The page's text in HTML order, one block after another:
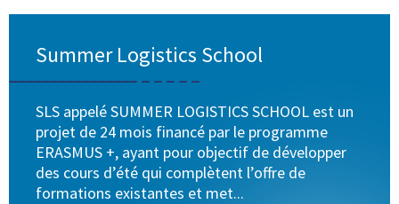
Summer Logistics School
SLS appelé SUMMER LOGISTICS SCHOOL est un
projet de 24 mois financé par le programme
ERASMUS +, ayant pour objectif de développer
des cours d’été qui complètent l’offre de
formations existantes et met...